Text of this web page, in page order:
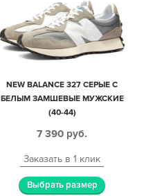
NEW BALANCE 327 СЕРЫЕ С
БЕЛЫМ ЗАМШЕВЫЕ МУЖСКИЕ
(40-44)
7 390 руб.
Заказать в 1 клик
Выбрать размер